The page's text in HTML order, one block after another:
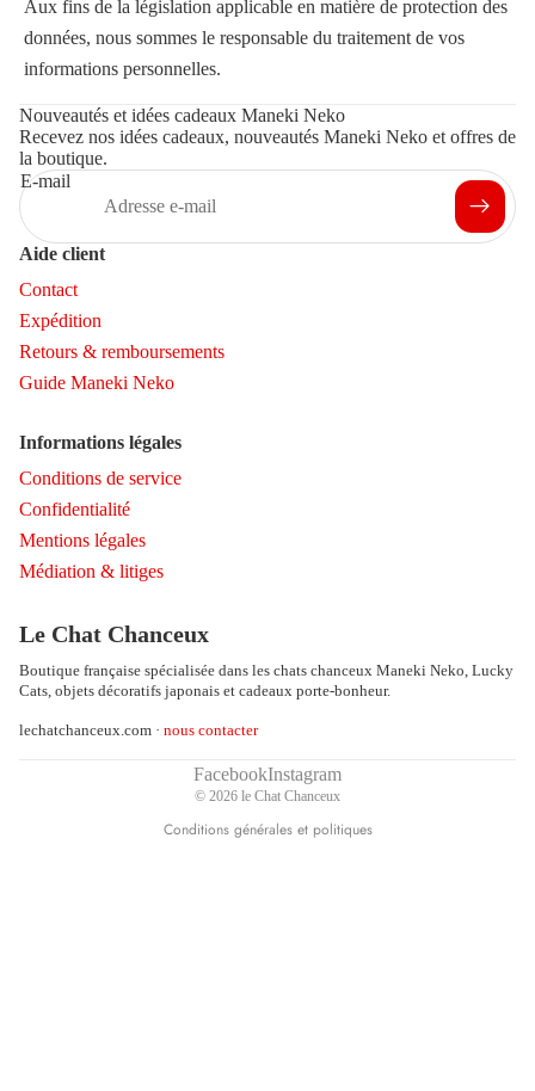
Aux fins de la législation applicable en matière de protection des
données, nous sommes le responsable du traitement de vos
informations personnelles.
Nouveautés et idées cadeaux Maneki Neko
Recevez nos idées cadeaux, nouveautés Maneki Neko et offres de
la boutique.
E-mail
Aide client
Contact
Expédition
Retours & remboursements
Guide Maneki Neko
Informations légales
Conditions de service
Confidentialité
Mentions légales
Médiation & litiges
Le Chat Chanceux
Boutique française spécialisée dans les chats chanceux Maneki Neko, Lucky
Cats, objets décoratifs japonais et cadeaux porte-bonheur.
lechatchanceux.com · nous contacter
FacebookInstagram
© 2026 le Chat Chanceux
Conditions générales et politiques
Politique de remboursement
Conditions d’utilisation
Politique d’expédition
Conditions générales de vente
Politique de résiliation